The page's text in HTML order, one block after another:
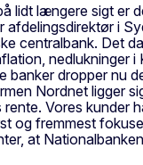
lidt længere sigt er
i
centralbank. Det
nedlukninger i
dropper nu
Nordnet ligger
Vores kunder
og fremmest
at